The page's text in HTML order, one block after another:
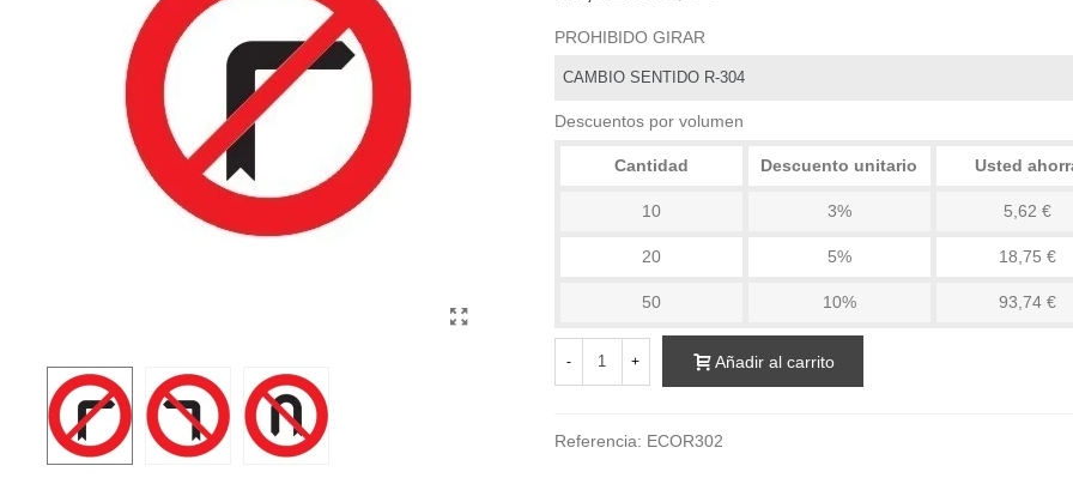
PROHIBIDO GIRAR
Descuentos por volumen
Cantidad Descuento unitario Usted
10 3% 5,62 €
20 5% 18,75 €
50 10% 93,74 €
- + Añadir al carrito
Referencia: ECOR302